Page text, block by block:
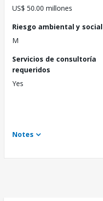
US$ 50.00 millones
Riesgo ambiental y social
M
Servicios de consultoría
requeridos
Yes
Notes